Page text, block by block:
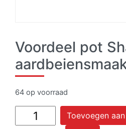
Voordeel pot
64 op voorraad
Voordeel
pot
Toevoegen